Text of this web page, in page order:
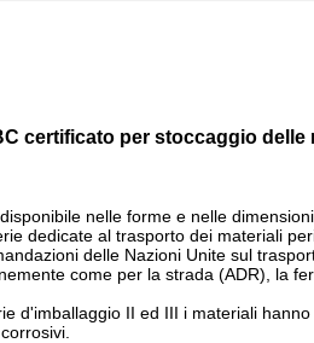
certificato per stoccaggio delle
nelle forme e nelle
dedicate al trasporto dei materiali
delle Nazioni Unite sul
come per la strada (ADR), la
d'imballaggio II ed III i materiali